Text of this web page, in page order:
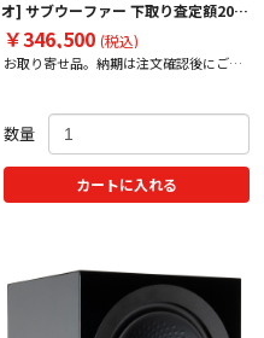
オ] サブウーファー 下取り査定額20%
アップ実施中！
￥346,500 (税込)
お取り寄せ品。納期は注文確認後にご案
数量
カートに入れる